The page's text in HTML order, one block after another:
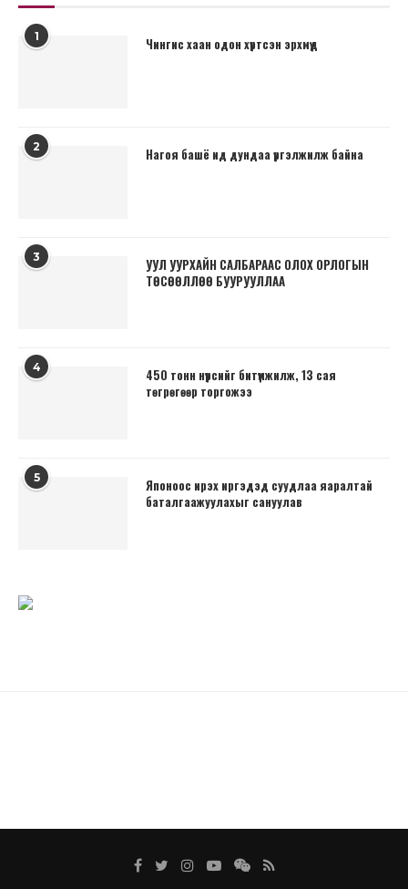
1 Чингис хаан одон хүртсэн эрхмүүд
2 Нагоя башё ид дундаа үргэлжилж байна
3
УУЛ УУРХАЙН САЛБАРААС ОЛОХ ОРЛОГЫН
ТӨСӨӨЛЛӨӨ БУУРУУЛЛАА
4
450 тонн нүүрсийг битүүмжилж, 13 сая
төгрөгөөр торгожээ
5
Японоос ирэх иргэдэд суудлаа яаралтай
баталгаажуулахыг сануулав